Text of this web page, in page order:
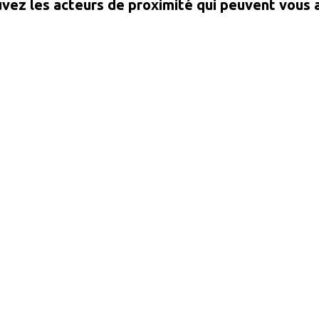
les acteurs de proximité qui peuvent vous